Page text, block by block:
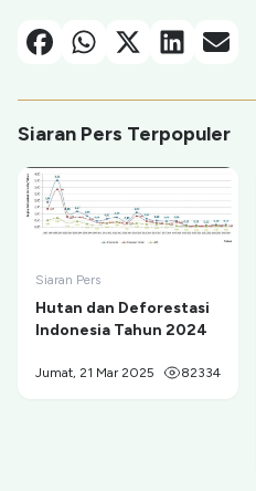
FacebookWhatsappX-TwitterLinkedin
Email
Siaran Pers Terpopuler
Siaran Pers
Hutan dan Deforestasi
Indonesia Tahun 2024
Jumat, 21 Mar 2025 82334